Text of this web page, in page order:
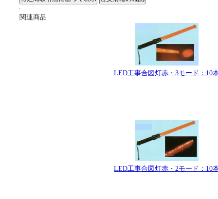
関連商品
LED工事合図灯赤・3モード：10
LED工事合図灯赤・2モード：10